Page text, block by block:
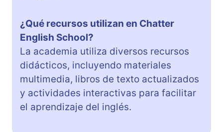
¿Qué recursos utilizan en Chatter
English School?
La academia utiliza diversos recursos
didácticos, incluyendo materiales
multimedia, libros de texto actualizados
y actividades interactivas para facilitar
el aprendizaje del inglés.